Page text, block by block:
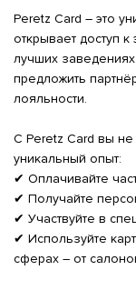
Peretz Card – это
открывает доступ
лучших
предложить
лояльности.
С Peretz Card вы не
уникальный опыт:
✔ Оплачивайте
✔ Получайте
✔ Участвуйте в
✔ Используйте
сферах – от